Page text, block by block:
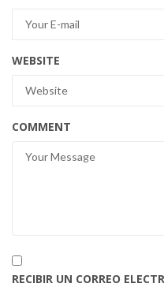
WEBSITE
COMMENT
RECIBIR UN CORREO